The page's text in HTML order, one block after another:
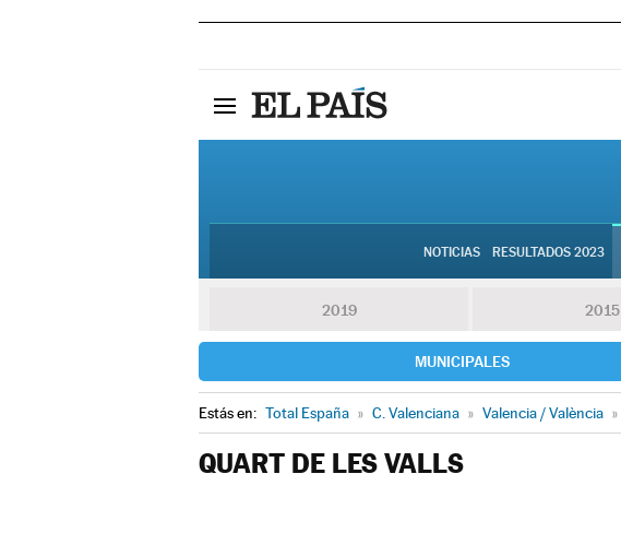
NOTICIAS RESULTADOS 2023
2019 2015
MUNICIPALES
Estás en: Total España » C. Valenciana » Valencia / València »
QUART DE LES VALLS